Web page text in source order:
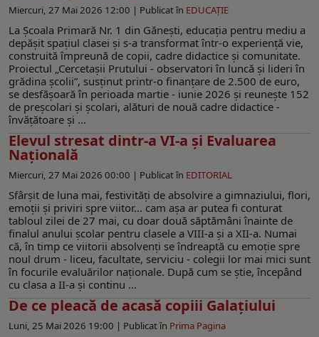
Miercuri, 27 Mai 2026 12:00 | Publicat în EDUCAŢIE
La Școala Primară Nr. 1 din Gănești, educația pentru mediu a
depășit spațiul clasei și s-a transformat într-o experiență vie,
construită împreună de copii, cadre didactice și comunitate.
Proiectul „Cercetașii Prutului - observatori în luncă și lideri în
grădina școlii”, susținut printr-o finanțare de 2.500 de euro,
se desfășoară în perioada martie - iunie 2026 și reuneşte 152
de preșcolari și școlari, alături de nouă cadre didactice -
învățătoare și ...
Elevul stresat dintr-a VI-a și Evaluarea
Națională
Miercuri, 27 Mai 2026 00:00 | Publicat în EDITORIAL
Sfârșit de luna mai, festivități de absolvire a gimnaziului, flori,
emoții și priviri spre viitor... cam așa ar putea fi conturat
tabloul zilei de 27 mai, cu doar două săptămâni înainte de
finalul anului școlar pentru clasele a VIII-a și a XII-a. Numai
că, în timp ce viitorii absolvenți se îndreaptă cu emoție spre
noul drum - liceu, facultate, serviciu - colegii lor mai mici sunt
în focurile evaluărilor naționale. După cum se știe, începând
cu clasa a II-a și continu ...
De ce pleacă de acasă copiii Galațiului
Luni, 25 Mai 2026 19:00 | Publicat în Prima Pagina